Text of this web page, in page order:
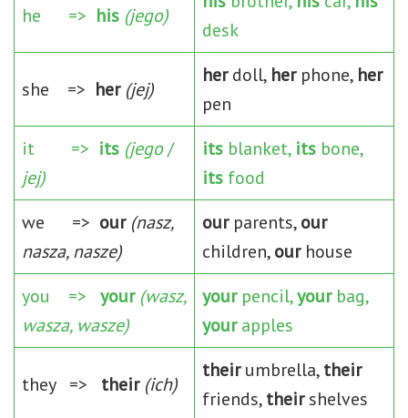
he => his (jego)
desk
she => her (jej)
herdoll, herphone, her
pen
it => its (jego/
jej)
its blanket, its bone,
its food
we => our (nasz,
nasza, nasze)
ourparents,our
children,ourhouse
you => your (wasz,
wasza, wasze)
yourpencil,yourbag,
yourapples
they => their(ich)
theirumbrella,their
friends,theirshelves